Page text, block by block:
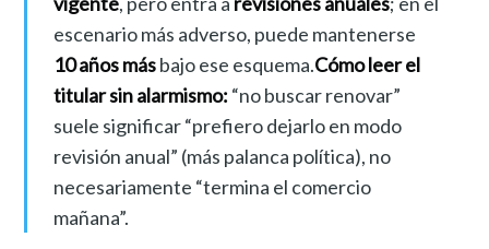
escenario más adverso, puede mantenerse
10 años másbajo ese esquema.Cómo leer el
titular sin alarmismo: “no buscar renovar”
suele significar “prefiero dejarlo en modo
revisión anual” (más palanca política), no
necesariamente “termina el comercio
mañana”.